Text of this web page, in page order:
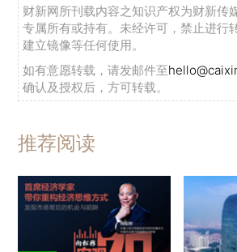
财新网所刊载内容之知识产权为财新传
专属所有或持有。未经许可，禁止进行
建立镜像等任何使用。
如有意愿转载，请发邮件至
确认及授权后，方可转载。
推荐阅读